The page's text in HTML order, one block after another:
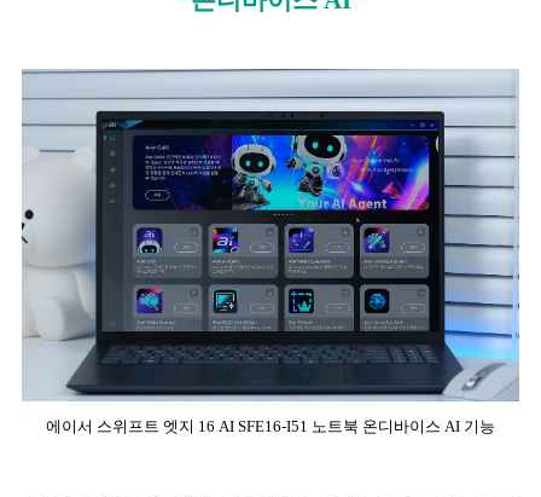
에이서 스위프트 엣지 16 AI SFE16-I51 노트북 온디바이스 AI 기능